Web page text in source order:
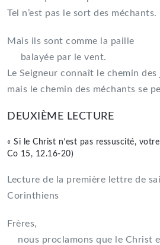
Tel n’est pas le sort des méchants.
Mais ils sont comme la paille
balayée par le vent.
Le Seigneur connaît le chemin des
mais le chemin des méchants se
DEUXIÈME LECTURE
« Si le Christ n’est pas ressuscité,
Co 15, 12.16-20)
Lecture de la première lettre de
Corinthiens
Frères,
nous proclamons que le Christ